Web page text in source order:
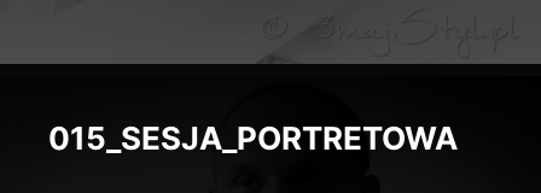
015_SESJA_PORTRETOWA